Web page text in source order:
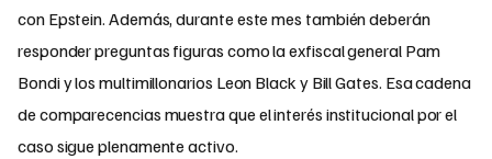
con Epstein. Además, durante este mes también deberán
responder preguntas figuras como la exfiscal general Pam
Bondi y los multimillonarios Leon Black y Bill Gates. Esa cadena
de comparecencias muestra que el interés institucional por el
caso sigue plenamente activo.